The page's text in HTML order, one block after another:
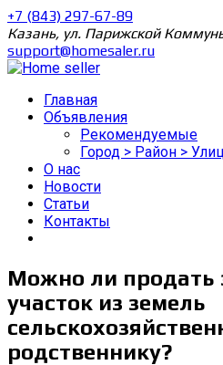
+7 (843) 297-67-89
Казань, ул. Парижской
support@homesaler.ru
Главная
Объявления
Рекомендуемые
Город > Район >
О нас
Новости
Статьи
Контакты
Можно ли продать
участок из земель
родственнику?